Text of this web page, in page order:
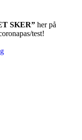
SKER” her på
test!